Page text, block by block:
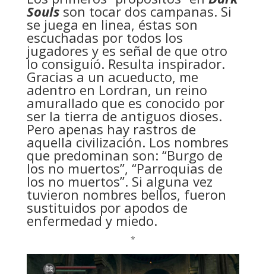
Souls son tocar dos campanas. Si
se juega en linea, éstas son
escuchadas por todos los
jugadores y es señal de que otro
lo consiguió. Resulta inspirador.
Gracias a un acueducto, me
adentro en Lordran, un reino
amurallado que es conocido por
ser la tierra de antiguos dioses.
Pero apenas hay rastros de
aquella civilización. Los nombres
que predominan son: “Burgo de
los no muertos”, “Parroquias de
los no muertos”. Si alguna vez
tuvieron nombres bellos, fueron
sustituidos por apodos de
enfermedad y miedo.
*